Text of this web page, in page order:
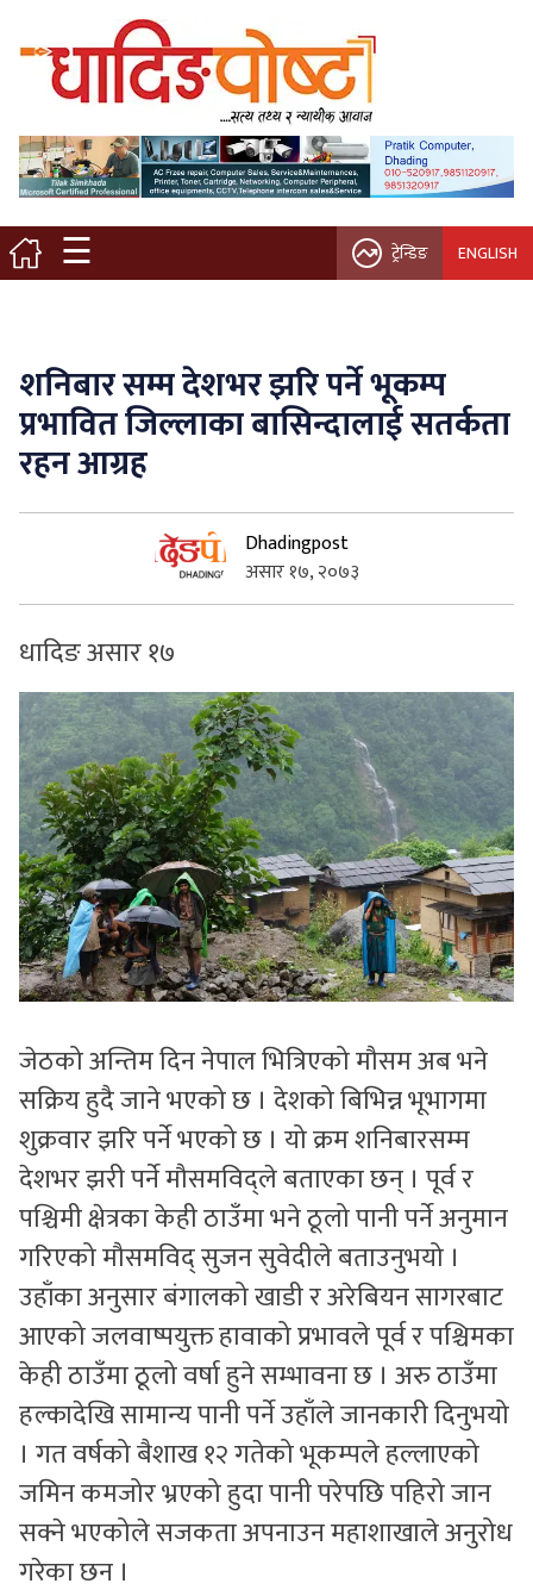
☰
मुख्य पृष्ठ
स्थानीय समाचार
विचार / ब्लग
नगर/गाउँ पालिका
कृषि/सहकारी
साहित्य / संस्कृति
प्रवास
स्वास्थ्य
भिडियो
ट्रेन्डिङ ENGLISH
शनिबार सम्म देशभर झरि पर्ने भूकम्प
प्रभावित जिल्लाका बासिन्दालाई सतर्कता
रहन आग्रह
Dhadingpost
असार १७, २०७३
धादिङ असार १७
जेठको अन्तिम दिन नेपाल भित्रिएको मौसम अब भने
सक्रिय हुदै जाने भएको छ । देशको बिभिन्न भूभागमा
शुक्रवार झरि पर्ने भएको छ । यो क्रम शनिबारसम्म
देशभर झरी पर्ने मौसमविद्ले बताएका छन् । पूर्व र
पश्चिमी क्षेत्रका केही ठाउँमा भने ठूलो पानी पर्ने अनुमान
गरिएको मौसमविद् सुजन सुवेदीले बताउनुभयो ।
उहाँका अनुसार बंगालको खाडी र अरेबियन सागरबाट
आएको जलवाष्पयुक्त हावाको प्रभावले पूर्व र पश्चिमका
केही ठाउँमा ठूलो वर्षा हुने सम्भावना छ । अरु ठाउँमा
हल्कादेखि सामान्य पानी पर्ने उहाँले जानकारी दिनुभयो
। गत वर्षको बैशाख १२ गतेको भूकम्पले हल्लाएको
जमिन कमजोर भ्रएको हुदा पानी परेपछि पहिरो जान
सक्ने भएकोले सजकता अपनाउन महाशाखाले अनुरोध
गरेका छन ।